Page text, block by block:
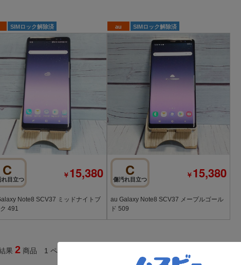
SIMロック解除済
C
れ目立つ ￥15,380
Note8 SCV37 ミッドナイトブ
ラック 491
au SIMロック解除済
C
傷汚れ目立つ ￥15,380
au Galaxy Note8 SCV37 メープルゴール
ド 509
果 2 商品 1 ページ目